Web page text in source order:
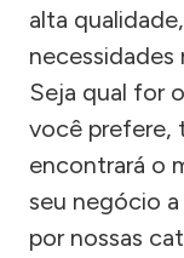
alta
necessidades
Seja qual for
você prefere,
encontrará o
seu negócio
por nossas